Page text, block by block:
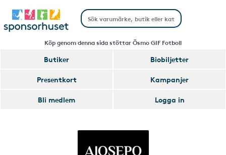
Köp genom denna sida stöttar Ösmo GIF Fotboll
Butiker
Biobiljetter
Presentkort
Kampanjer
Bli medlem
Logga in